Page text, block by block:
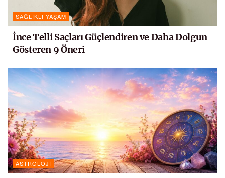
SAĞLIKLI YAŞAM
İnce Telli Saçları Güçlendiren ve Daha Dolgun
Gösteren 9 Öneri
ASTROLOJI